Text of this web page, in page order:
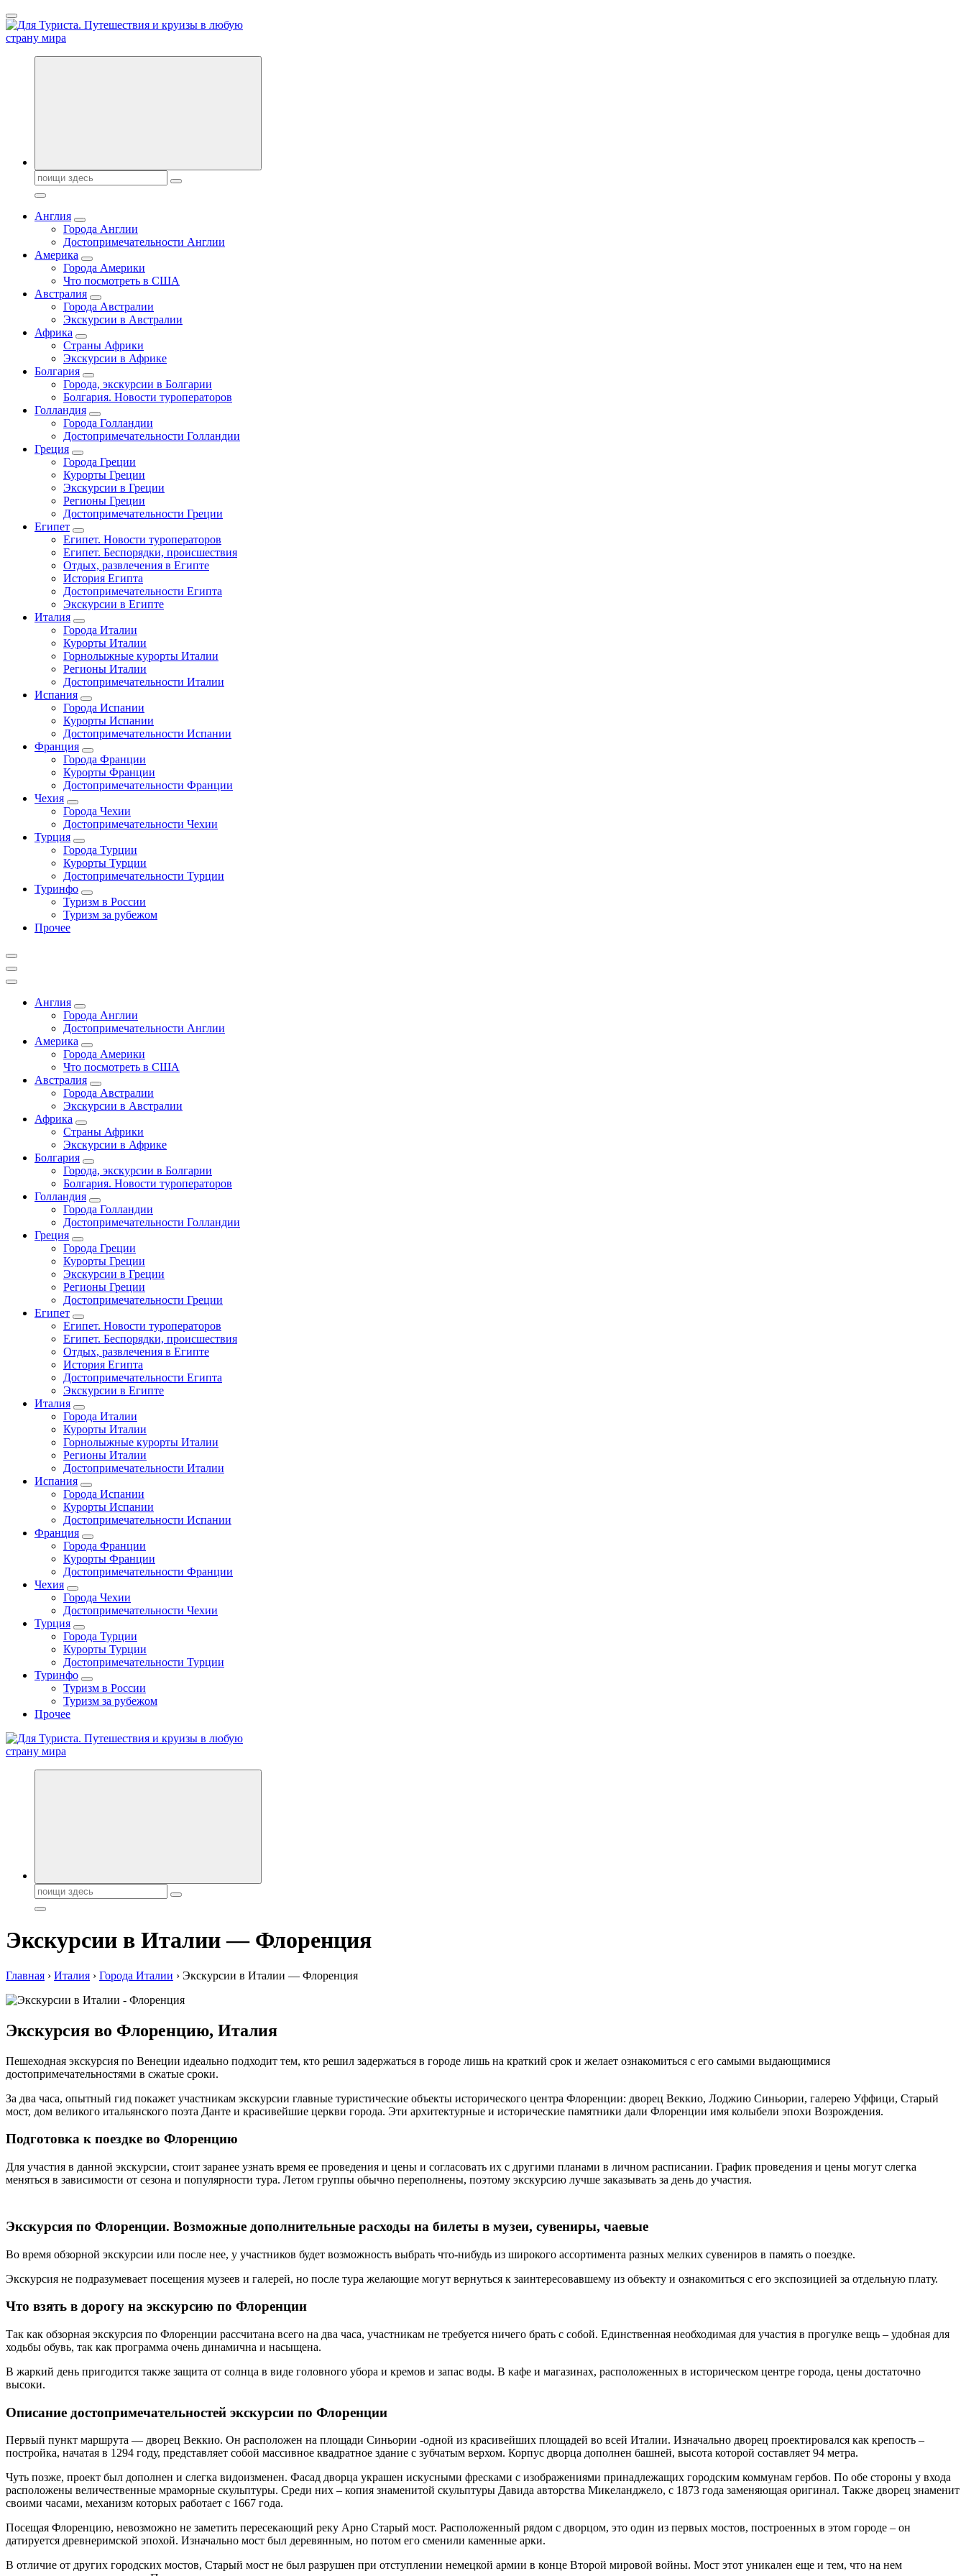
Перейти
к
содержанию
Новости туризма, куда поехать на отдых, где провести отпуск. Горящие туры, путёвки в дома отдыха, туристическое снаряжение, путеводители по странам мира
Поиск:
Англия
Города Англии
Достопримечательности Англии
Америка
Города Америки
Что посмотреть в США
Австралия
Города Австралии
Экскурсии в Австралии
Африка
Страны Африки
Экскурсии в Африке
Болгария
Города, экскурсии в Болгарии
Болгария. Новости туроператоров
Голландия
Города Голландии
Достопримечательности Голландии
Греция
Города Греции
Курорты Греции
Экскурсии в Греции
Регионы Греции
Достопримечательности Греции
Египет
Египет. Новости туроператоров
Египет. Беспорядки, происшествия
Отдых, развлечения в Египте
История Египта
Достопримечательности Египта
Экскурсии в Египте
Италия
Города Италии
Курорты Италии
Горнолыжные курорты Италии
Регионы Италии
Достопримечательности Италии
Испания
Города Испании
Курорты Испании
Достопримечательности Испании
Франция
Города Франции
Курорты Франции
Достопримечательности Франции
Чехия
Города Чехии
Достопримечательности Чехии
Турция
Города Турции
Курорты Турции
Достопримечательности Турции
Туринфо
Туризм в России
Туризм за рубежом
Прочее
Англия
Города Англии
Достопримечательности Англии
Америка
Города Америки
Что посмотреть в США
Австралия
Города Австралии
Экскурсии в Австралии
Африка
Страны Африки
Экскурсии в Африке
Болгария
Города, экскурсии в Болгарии
Болгария. Новости туроператоров
Голландия
Города Голландии
Достопримечательности Голландии
Греция
Города Греции
Курорты Греции
Экскурсии в Греции
Регионы Греции
Достопримечательности Греции
Египет
Египет. Новости туроператоров
Египет. Беспорядки, происшествия
Отдых, развлечения в Египте
История Египта
Достопримечательности Египта
Экскурсии в Египте
Италия
Города Италии
Курорты Италии
Горнолыжные курорты Италии
Регионы Италии
Достопримечательности Италии
Испания
Города Испании
Курорты Испании
Достопримечательности Испании
Франция
Города Франции
Курорты Франции
Достопримечательности Франции
Чехия
Города Чехии
Достопримечательности Чехии
Турция
Города Турции
Курорты Турции
Достопримечательности Турции
Туринфо
Туризм в России
Туризм за рубежом
Прочее
Новости туризма, куда поехать на отдых, где провести отпуск. Горящие туры, путёвки в дома отдыха, туристическое снаряжение, путеводители по странам мира
Поиск:
Экскурсии в Италии — Флоренция
Главная › Италия › Города Италии › Экскурсии в Италии — Флоренция
Экскурсия во Флоренцию, Италия
Пешеходная экскурсия по Венеции идеально подходит тем, кто решил задержаться в городе лишь на краткий срок и желает ознакомиться с его самыми выдающимися
достопримечательностями в сжатые сроки.
За два часа, опытный гид покажет участникам экскурсии главные туристические объекты исторического центра Флоренции: дворец Веккио, Лоджию Синьории, галерею Уффици, Старый
мост, дом великого итальянского поэта Данте и красивейшие церкви города. Эти архитектурные и исторические памятники дали Флоренции имя колыбели эпохи Возрождения.
Подготовка к поездке во Флоренцию
Для участия в данной экскурсии, стоит заранее узнать время ее проведения и цены и согласовать их с другими планами в личном расписании. График проведения и цены могут слегка
меняться в зависимости от сезона и популярности тура. Летом группы обычно переполнены, поэтому экскурсию лучше заказывать за день до участия.
Экскурсия по Флоренции. Возможные дополнительные расходы на билеты в музеи, сувениры, чаевые
Во время обзорной экскурсии или после нее, у участников будет возможность выбрать что-нибудь из широкого ассортимента разных мелких сувениров в память о поездке.
Экскурсия не подразумевает посещения музеев и галерей, но после тура желающие могут вернуться к заинтересовавшему из объекту и ознакомиться с его экспозицией за отдельную плату.
Что взять в дорогу на экскурсию по Флоренции
Так как обзорная экскурсия по Флоренции рассчитана всего на два часа, участникам не требуется ничего брать с собой. Единственная необходимая для участия в прогулке вещь – удобная для
ходьбы обувь, так как программа очень динамична и насыщена.
В жаркий день пригодится также защита от солнца в виде головного убора и кремов и запас воды. В кафе и магазинах, расположенных в историческом центре города, цены достаточно
высоки.
Описание достопримечательностей экскурсии по Флоренции
Первый пункт маршрута — дворец Веккио. Он расположен на площади Синьории -одной из красивейших площадей во всей Италии. Изначально дворец проектировался как крепость –
постройка, начатая в 1294 году, представляет собой массивное квадратное здание с зубчатым верхом. Корпус дворца дополнен башней, высота которой составляет 94 метра.
Чуть позже, проект был дополнен и слегка видоизменен. Фасад дворца украшен искусными фресками с изображениями принадлежащих городским коммунам гербов. По обе стороны у входа
расположены величественные мраморные скульптуры. Среди них – копия знаменитой скульптуры Давида авторства Микеланджело, с 1873 года заменяющая оригинал. Также дворец знаменит
своими часами, механизм которых работает с 1667 года.
Посещая Флоренцию, невозможно не заметить пересекающий реку Арно Старый мост. Расположенный рядом с дворцом, это один из первых мостов, построенных в этом городе – он
датируется древнеримской эпохой. Изначально мост был деревянным, но потом его сменили каменные арки.
В отличие от других городских мостов, Старый мост не был разрушен при отступлении немецкой армии в конце Второй мировой войны. Мост этот уникален еще и тем, что на нем